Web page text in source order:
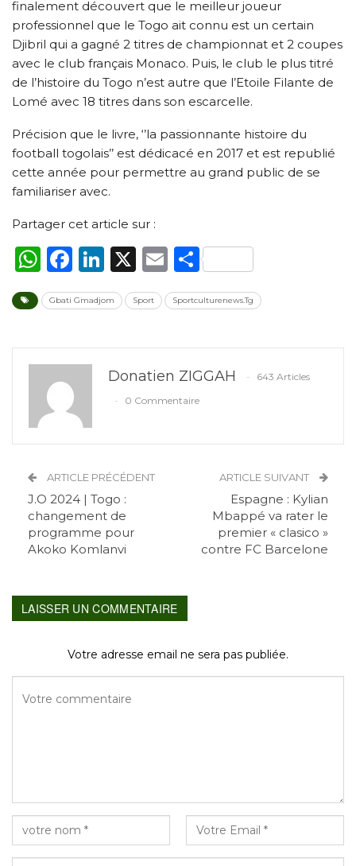
finalement découvert que le meilleur joueur
professionnel que le Togo ait connu est un certain
Djibril qui a gagné 2 titres de championnat et 2 coupes
avec le club français Monaco. Puis, le club le plus titré
de l’histoire du Togo n’est autre que l’Etoile Filante de
Lomé avec 18 titres dans son escarcelle.
Précision que le livre, ‘’la passionnante histoire du
football togolais’’ est dédicacé en 2017 et est republié
cette année pour permettre au grand public de se
familiariser avec.
Partager cet article sur :
WhatsApp
Facebook
LinkedIn
X EmailPartager
Gbati Gmadjom Sport Sportculturenews.Tg
Donatien ZIGGAH
643 Articles
0 Commentaire
ARTICLE PRÉCÉDENT
J.O 2024 | Togo :
changement de
programme pour
Akoko Komlanvi
ARTICLE SUIVANT
Espagne : Kylian
Mbappé va rater le
premier « clasico »
contre FC Barcelone
LAISSER UN COMMENTAIRE
Votre adresse email ne sera pas publiée.